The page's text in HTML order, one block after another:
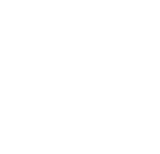
de
per
hacia
de “Poeta
un crit
i la